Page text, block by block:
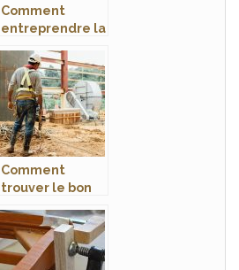
Comment
entreprendre la
votre maison
avec un
architecte ?
Comment
trouver le bon
travaux à la
maison ?